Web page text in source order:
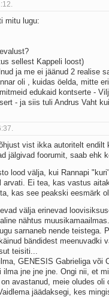
mitu lugu:
sellest Kappeli loost)
ja me ei jäänud 2 realise
oli , kuidas öelda, mitte
edukaid kontserte -
- ja siis tuli Andrus Vaht
vist ikka autoritelt endilt
jälgivad foorumit, saab ehk
lood välja, kui Rannapi
arvati. Ei tea, kas vastus
kas see peakski eesmärk
välja erinevad
nähtus
sarnaneb nende teistega.
bändidest meenuvadki
teisiti...
GENESIS Gabrieliga või
ilma jne jne jne. Ongi nii, et
avastanud, meie oludes oli
jäädaksegi, kes